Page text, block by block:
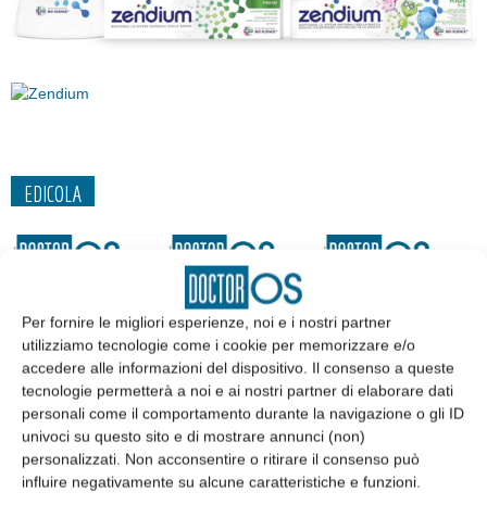
Per fornire le migliori esperienze, noi e i nostri partner
utilizziamo tecnologie come i cookie per memorizzare e/o
accedere alle informazioni del dispositivo. Il consenso a queste
tecnologie permetterà a noi e ai nostri partner di elaborare dati
personali come il comportamento durante la navigazione o gli ID
univoci su questo sito e di mostrare annunci (non)
personalizzati. Non acconsentire o ritirare il consenso può
influire negativamente su alcune caratteristiche e funzioni.
EDICOLA
Edicola web